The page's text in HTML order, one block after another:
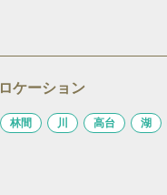
ロケーション
林間 川 高台 湖